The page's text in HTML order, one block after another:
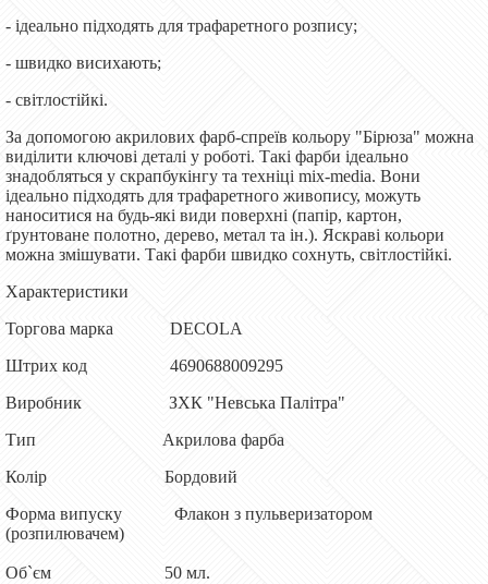
- ідеально підходять для трафаретного розпису;
- швидко висихають;
- світлостійкі.
За допомогою акрилових фарб-спреїв кольору "Бірюза" можна
виділити ключові деталі у роботі. Такі фарби ідеально
знадобляться у скрапбукінгу та техніці mix-media. Вони
ідеально підходять для трафаретного живопису, можуть
наноситися на будь-які види поверхні (папір, картон,
ґрунтоване полотно, дерево, метал та ін.). Яскраві кольори
можна змішувати. Такі фарби швидко сохнуть, світлостійкі.
Характеристики
Торгова марка DECOLA
Штрих код 4690688009295
Виробник ЗХК "Невська Палітра"
Тип Акрилова фарба
Колір Бордовий
Форма випуску Флакон з пульверизатором
(розпилювачем)
Об`єм 50 мл.